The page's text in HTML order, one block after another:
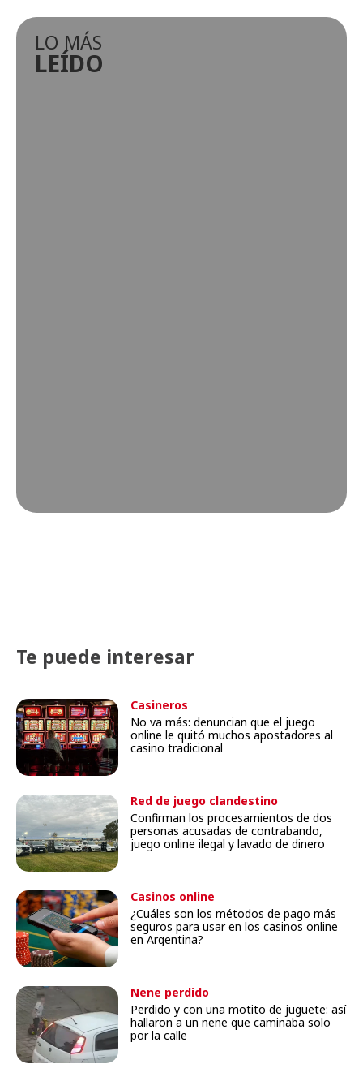
LO MÁS
LEÍDO
Te puede interesar
Casineros
No va más: denuncian que el juego
online le quitó muchos apostadores al
casino tradicional
Red de juego clandestino
Confirman los procesamientos de dos
personas acusadas de contrabando,
juego online ilegal y lavado de dinero
Casinos online
¿Cuáles son los métodos de pago más
seguros para usar en los casinos online
en Argentina?
Nene perdido
Perdido y con una motito de juguete: así
hallaron a un nene que caminaba solo
por la calle